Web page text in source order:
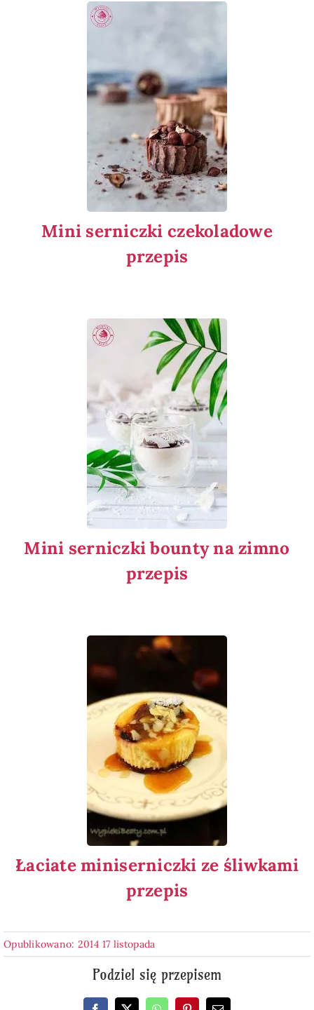
Mini serniczki czekoladowe
przepis
Mini serniczki bounty na zimno
przepis
Łaciate miniserniczki ze śliwkami
przepis
Opublikowano: 2014 17 listopada
Podziel się przepisem